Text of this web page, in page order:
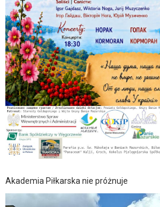
Akademia Piłkarska nie próżnuje